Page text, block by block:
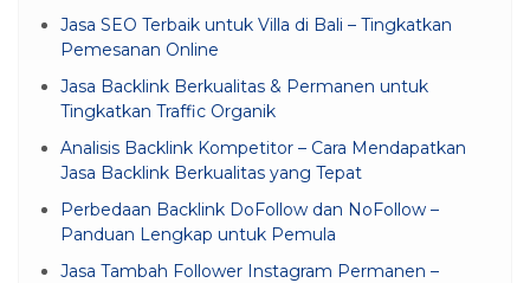
Jasa SEO Terbaik untuk Villa di Bali – Tingkatkan
Pemesanan Online
Jasa Backlink Berkualitas & Permanen untuk
Tingkatkan Traffic Organik
Analisis Backlink Kompetitor – Cara Mendapatkan
Jasa Backlink Berkualitas yang Tepat
Perbedaan Backlink DoFollow dan NoFollow –
Panduan Lengkap untuk Pemula
Jasa Tambah Follower Instagram Permanen –